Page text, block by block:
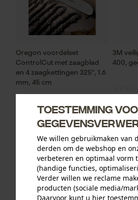
Oregon voordelset
ControlCut met zaagblad
en 4 zaagkettingen 325", 1.6
mm, 45 cm
93,73 €*
3M
400,
12,90 €*
Toestemming
We willen gebruikmaken van
derden om de webshop en
verbeteren en optimaal vorm
(handige functies,
Verder willen we reclame
producten (sociale media/
Daarvoor kunt u hier